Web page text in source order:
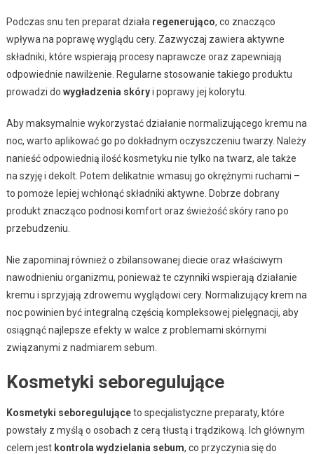
Podczas snu ten preparat działa regenerująco, co znacząco
wpływa na poprawę wyglądu cery. Zazwyczaj zawiera aktywne
składniki, które wspierają procesy naprawcze oraz zapewniają
odpowiednie nawilżenie. Regularne stosowanie takiego produktu
prowadzi do wygładzenia skóryi poprawy jej kolorytu.
Aby maksymalnie wykorzystać działanie normalizującego kremu na
noc, warto aplikować go po dokładnym oczyszczeniu twarzy. Należy
nanieść odpowiednią ilość kosmetyku nie tylko na twarz, ale także
na szyję i dekolt. Potem delikatnie wmasuj go okrężnymi ruchami –
to pomoże lepiej wchłonąć składniki aktywne. Dobrze dobrany
produkt znacząco podnosi komfort oraz świeżość skóry rano po
przebudzeniu.
Nie zapominaj również o zbilansowanej diecie oraz właściwym
nawodnieniu organizmu, ponieważ te czynniki wspierają działanie
kremu i sprzyjają zdrowemu wyglądowi cery. Normalizujący krem na
noc powinien być integralną częścią kompleksowej pielęgnacji, aby
osiągnąć najlepsze efekty w walce z problemami skórnymi
związanymi z nadmiarem sebum.
Kosmetyki seboregulujące
Kosmetyki seboregulująceto specjalistyczne preparaty, które
powstały z myślą o osobach z cerą tłustą i trądzikową. Ich głównym
celem jest kontrola wydzielania sebum, co przyczynia się do